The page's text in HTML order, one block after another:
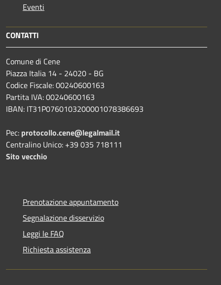
Eventi
CONTATTI
Comune di Cene
Piazza Italia 14 - 24020 - BG
Codice Fiscale: 00240600163
Partita IVA: 00240600163
IBAN: IT31P0760103200001078386693
Pec: protocollo.cene@legalmail.it
Centralino Unico: +39 035 718111
Sito vecchio
Prenotazione appuntamento
Segnalazione disservizio
Leggi le FAQ
Richiesta assistenza